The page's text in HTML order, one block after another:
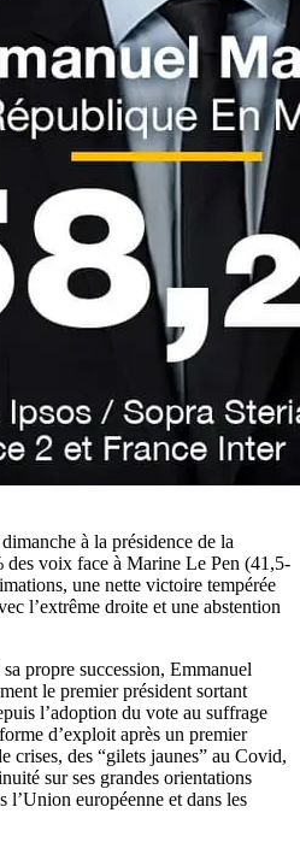
à la présidence de la
des voix face à Marine Le Pen (41,5-
une nette victoire tempérée
l’extrême droite et une abstention
propre succession, Emmanuel
le premier président sortant
l’adoption du vote au suffrage
d’exploit après un premier
crises, des “gilets jaunes” au Covid,
sur ses grandes orientations
l’Union européenne et dans les